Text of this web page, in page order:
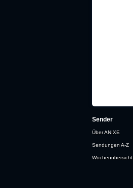
Sender
Über ANIXE
Sendungen A-Z
Wochenübersicht